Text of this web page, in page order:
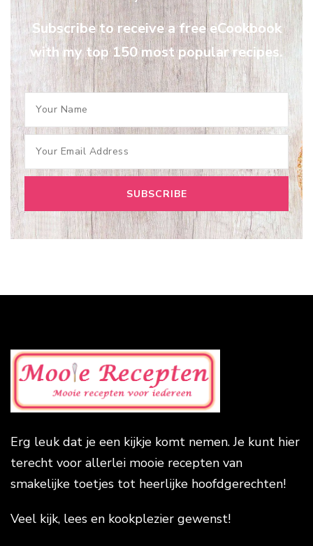
Subscribe to receive a free eCookbook
with my top 150 most popular recipes.
Erg leuk dat je een kijkje komt nemen. Je kunt hier
terecht voor allerlei mooie recepten van
smakelijke toetjes tot heerlijke hoofdgerechten!
Veel kijk, lees en kookplezier gewenst!